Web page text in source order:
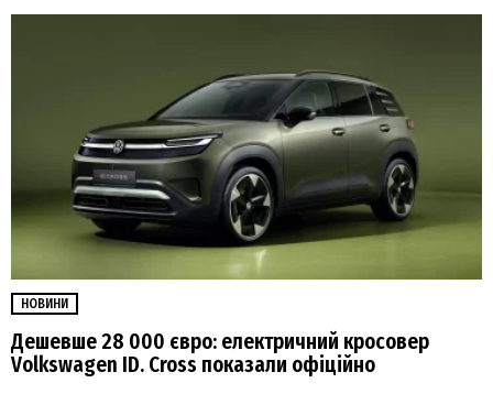
НОВИНИ
Дешевше 28 000 євро: електричний кросовер
Volkswagen ID. Cross показали офіційно